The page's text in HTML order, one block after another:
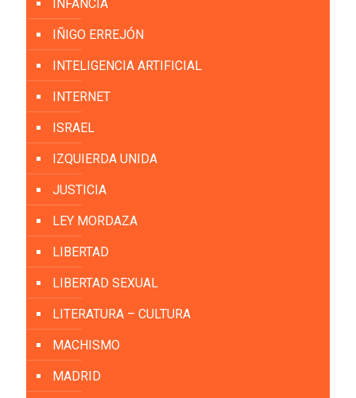
INFANCIA
IÑIGO ERREJÓN
INTELIGENCIA ARTIFICIAL
INTERNET
ISRAEL
IZQUIERDA UNIDA
JUSTICIA
LEY MORDAZA
LIBERTAD
LIBERTAD SEXUAL
LITERATURA – CULTURA
MACHISMO
MADRID